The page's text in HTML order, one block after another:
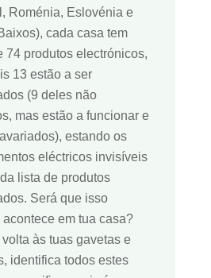
Roménia, Eslovénia e
cada casa tem
74 produtos electrónicos,
13 estão a ser
(9 deles não
mas estão a funcionar e
estando os
eléctricos invisíveis
lista de produtos
Será que isso
acontece em tua casa?
volta às tuas gavetas e
identifica todos estes